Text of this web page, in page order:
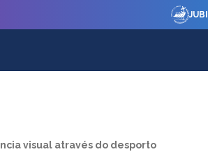
visual através do desporto